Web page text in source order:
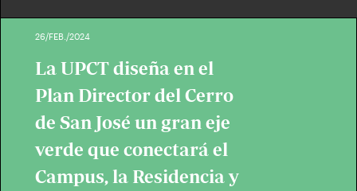
26/FEB./2024
La UPCT diseña en el
Plan Director del Cerro
de San José un gran eje
verde que conectará el
Campus, la Residencia y